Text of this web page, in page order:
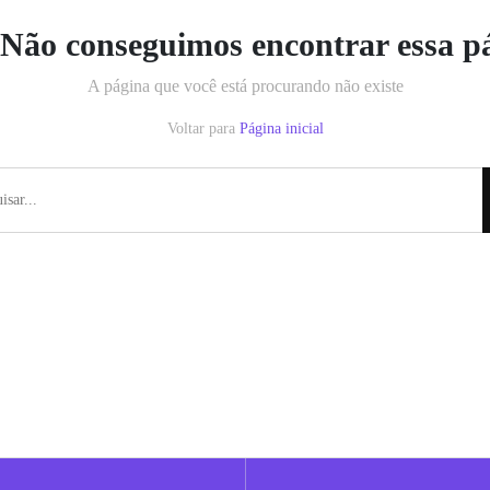
conseguimos encontrar essa
A página que você está procurando não existe
Voltar para Página inicial